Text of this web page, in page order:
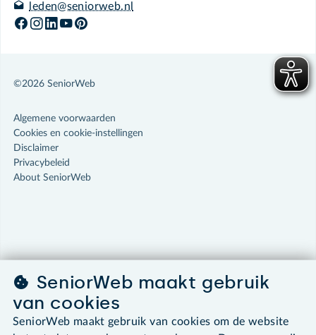
leden@seniorweb.nl
©2026 SeniorWeb
Algemene voorwaarden
Cookies en cookie-instellingen
Disclaimer
Privacybeleid
About SeniorWeb
SeniorWeb maakt gebruik
van cookies
SeniorWeb maakt gebruik van cookies om de website